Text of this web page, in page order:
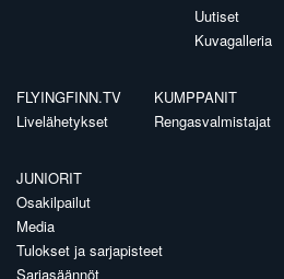
Uutiset
Kuvagalleria
FLYINGFINN.TV
Livelähetykset
KUMPPANIT
Rengasvalmistajat
JUNIORIT
Osakilpailut
Media
Tulokset ja sarjapisteet
Sarjasäännöt